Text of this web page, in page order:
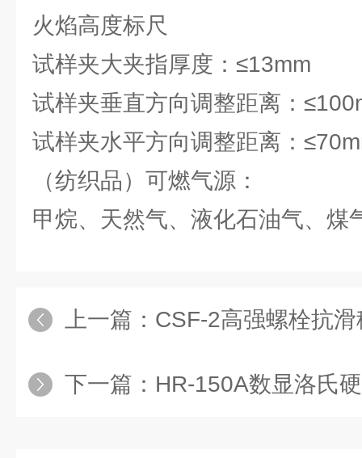
火焰高度标尺
试样夹大夹指厚度：≤13mm
试样夹垂直方向调整距离：
试样夹水平方向调整距离：
（纺织品）可燃气源：
甲烷、天然气、液化石油气、煤
上一篇： CSF-2高强螺栓抗
下一篇： HR-150A数显洛氏